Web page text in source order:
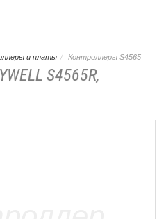
и платы Контроллеры S4565
S4565R,